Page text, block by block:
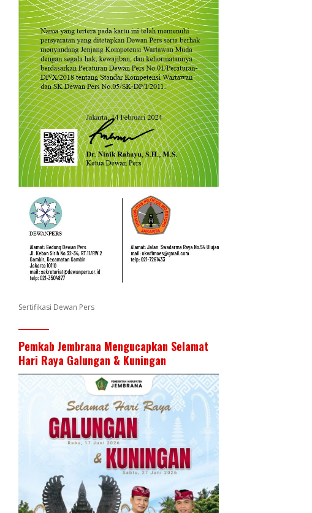
Sertifikasi Dewan Pers
Pemkab Jembrana Mengucapkan Selamat
Hari Raya Galungan & Kuningan